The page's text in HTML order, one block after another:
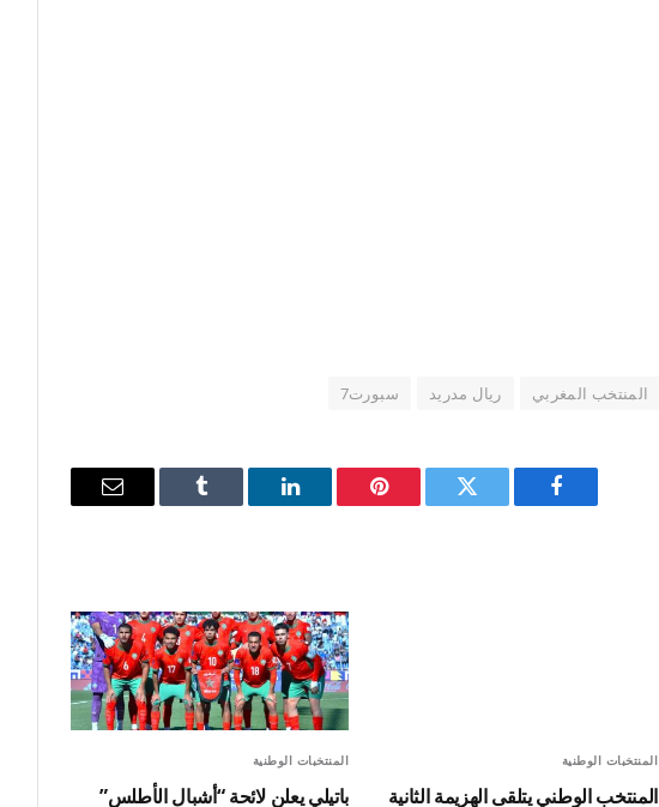
المنتخب المغربي ريال مدريد سبورت7
فيسبوك
تويتر بينتيريستلينكدإن Tumblr
البريد
المنتخبات الوطنية
المنتخب الوطني يتلقى الهزيمة الثانية
المنتخبات الوطنية
باتيلي يعلن لائحة “أشبال الأطلس”